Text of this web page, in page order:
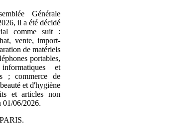
Générale
il a été décidé
comme suit :
vente, import-
de matériels
portables,
et
; commerce de
et d'hygiène
et articles non
01/06/2026.